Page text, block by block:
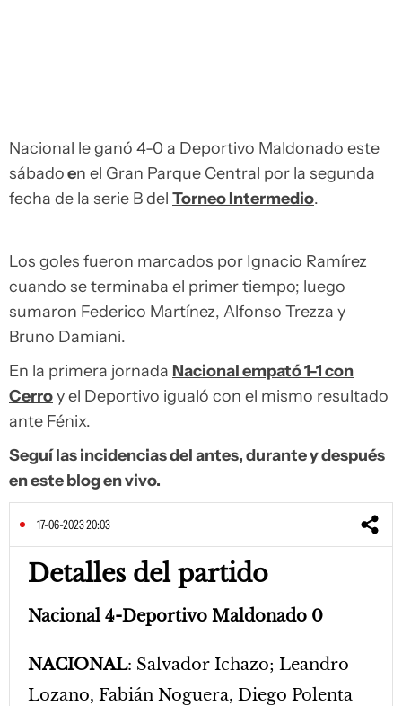
Nacional le ganó 4-0 a Deportivo Maldonado este
sábadoen el Gran Parque Central por la segunda
fecha de la serie B del Torneo Intermedio.
Los goles fueron marcados por Ignacio Ramírez
cuando se terminaba el primer tiempo; luego
sumaron Federico Martínez, Alfonso Trezza y
Bruno Damiani.
En la primera jornada Nacional empató 1-1 con
Cerroy el Deportivo igualó con el mismo resultado
ante Fénix.
Seguí las incidencias del antes, durante y después
en este blog en vivo.
17-06-2023 20:03
Detalles del partido
Nacional 4-Deportivo Maldonado 0
NACIONAL: Salvador Ichazo; Leandro
Lozano, Fabián Noguera, Diego Polenta